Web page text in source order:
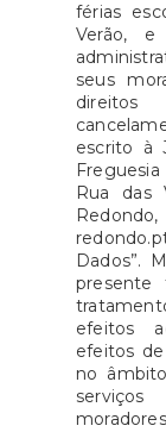
férias
Verão, e
seus
escrito à
Rua das
Dados”.
presente
efeitos
efeitos
no
serviços